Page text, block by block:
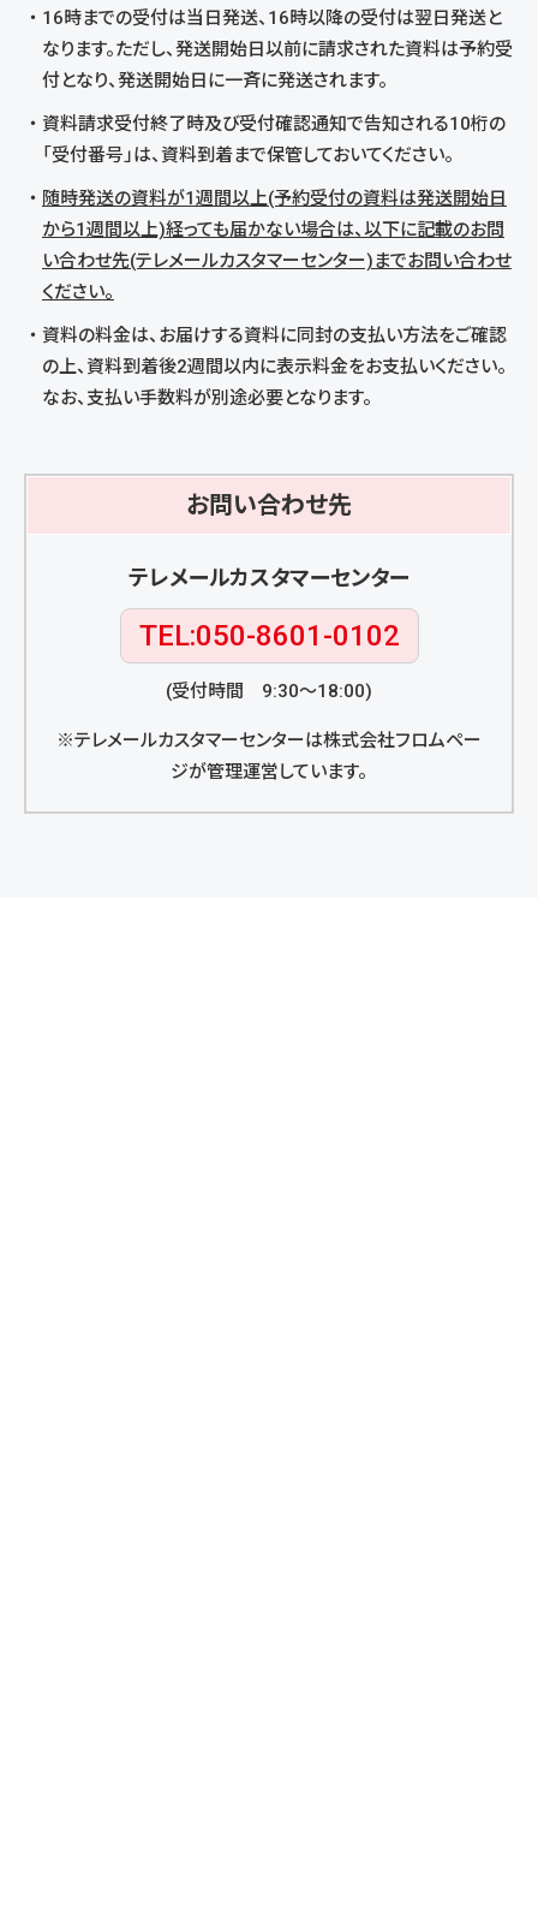
16時までの受付は当日発送、16時以降の受付は翌日発送と
なります。ただし、発送開始日以前に請求された資料は予約受
付となり、発送開始日に一斉に発送されます。
資料請求受付終了時及び受付確認通知で告知される10桁の
「受付番号」は、資料到着まで保管しておいてください。
随時発送の資料が1週間以上(予約受付の資料は発送開始日
から1週間以上)経っても届かない場合は、以下に記載のお問
い合わせ先(テレメールカスタマーセンター)までお問い合わせ
ください。
資料の料金は、お届けする資料に同封の支払い方法をご確認
の上、資料到着後2週間以内に表示料金をお支払いください。
なお、支払い手数料が別途必要となります。
お問い合わせ先
テレメールカスタマーセンター
TEL:050-8601-0102
(受付時間 9:30〜18:00)
※テレメールカスタマーセンターは株式会社フロムペー
ジが管理運営しています。